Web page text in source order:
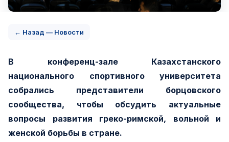
← Назад — Новости
В конференц-зале Казахстанского
национального спортивного университета
собрались представители борцовского
сообщества, чтобы обсудить актуальные
вопросы развития греко-римской, вольной и
женской борьбы в стране.